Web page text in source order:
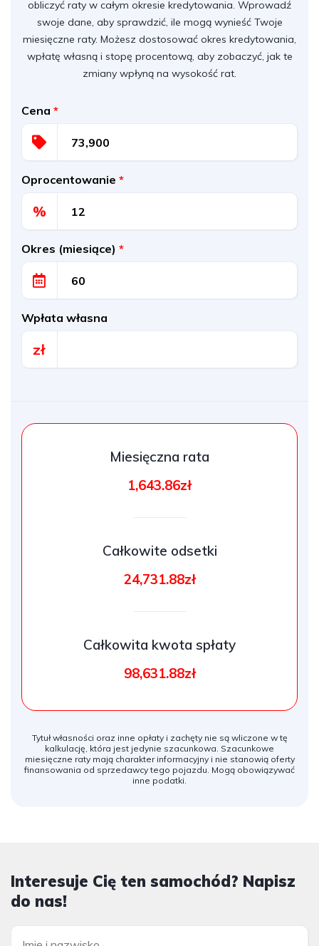
obliczyć raty w całym okresie kredytowania. Wprowadź
swoje dane, aby sprawdzić, ile mogą wynieść Twoje
miesięczne raty. Możesz dostosować okres kredytowania,
wpłatę własną i stopę procentową, aby zobaczyć, jak te
zmiany wpłyną na wysokość rat.
Cena *
Oprocentowanie *
%
Okres (miesiące) *
Wpłata własna
zł
Miesięczna rata
1,643.86zł
Całkowite odsetki
24,731.88zł
Całkowita kwota spłaty
98,631.88zł
Tytuł własności oraz inne opłaty i zachęty nie są wliczone w tę
kalkulację, która jest jedynie szacunkowa. Szacunkowe
miesięczne raty mają charakter informacyjny i nie stanowią oferty
finansowania od sprzedawcy tego pojazdu. Mogą obowiązywać
inne podatki.
Interesuje Cię ten samochód? Napisz
do nas!